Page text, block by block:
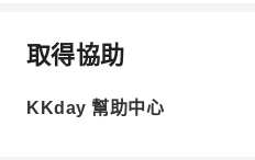
遊輪提供精緻的住宿（私人陽台
樣化的船上活動（如烹飪課、太
宿。這能讓您更專注於欣賞下龍
常見問題
1. 下龍灣遊輪體驗的最
取得協助
KKday 幫助中心